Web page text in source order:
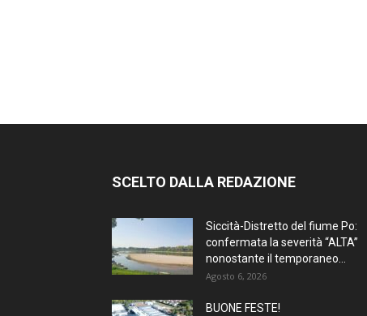
SCELTO DALLA REDAZIONE
Siccità-Distretto del fiume Po:
confermata la severità “ALTA”
nonostante il temporaneo...
Agosto 6, 2026
BUONE FESTE!